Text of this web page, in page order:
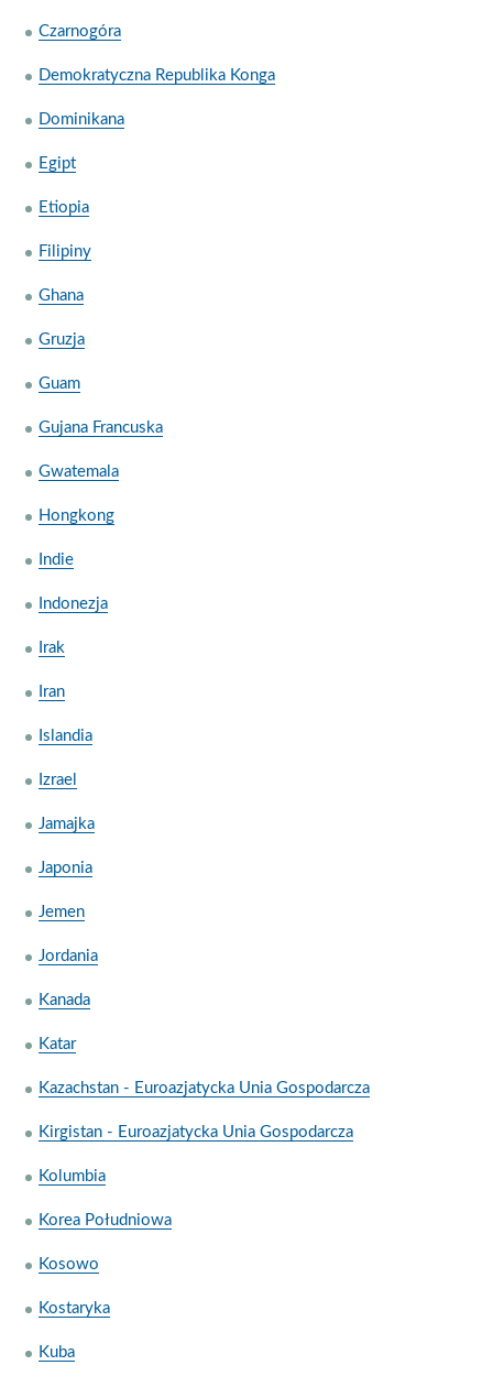
Czarnogóra
Demokratyczna Republika Konga
Dominikana
Egipt
Etiopia
Filipiny
Ghana
Gruzja
Guam
Gujana Francuska
Gwatemala
Hongkong
Indie
Indonezja
Irak
Iran
Islandia
Izrael
Jamajka
Japonia
Jemen
Jordania
Kanada
Katar
Kazachstan - Euroazjatycka Unia Gospodarcza
Kirgistan - Euroazjatycka Unia Gospodarcza
Kolumbia
Korea Południowa
Kosowo
Kostaryka
Kuba